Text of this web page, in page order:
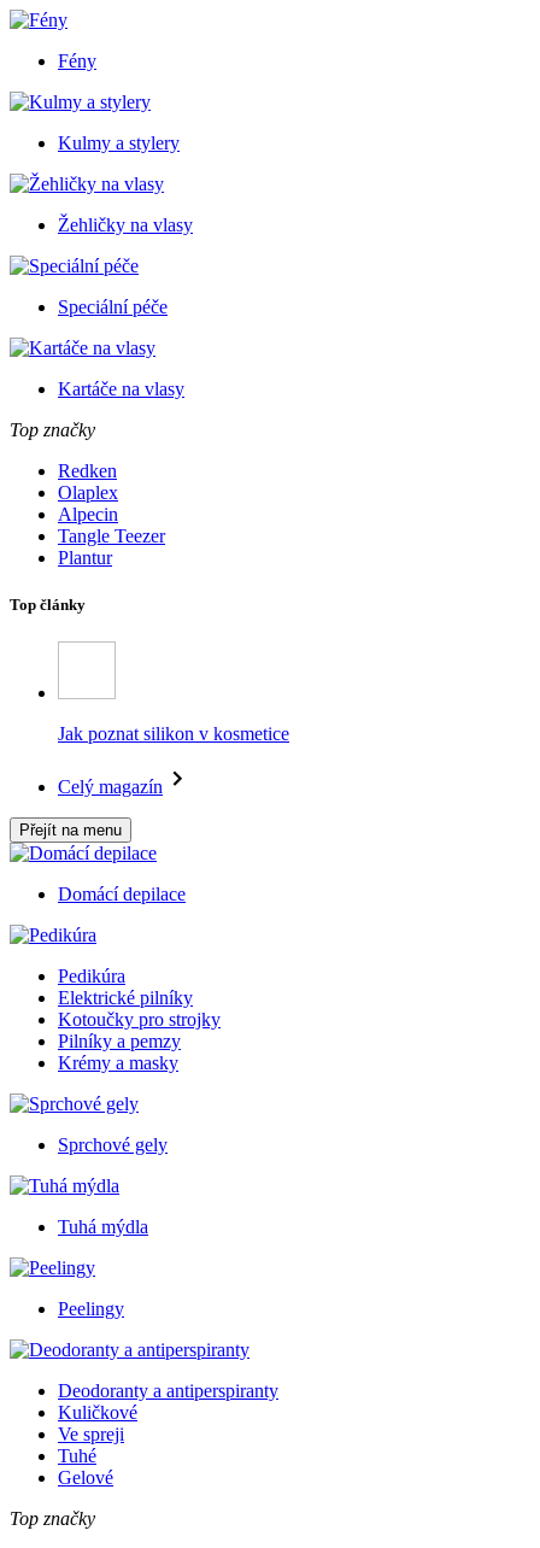
Fény
Kulmy a stylery
Žehličky na vlasy
Speciální péče
Kartáče na vlasy
Top značky
Redken
Olaplex
Alpecin
Tangle Teezer
Plantur
Top články
Jak poznat silikon v kosmetice
Celý magazín
Přejít na menu
Domácí depilace
Pedikúra
Elektrické pilníky
Kotoučky pro strojky
Pilníky a pemzy
Krémy a masky
Sprchové gely
Tuhá mýdla
Peelingy
Deodoranty a antiperspiranty
Kuličkové
Ve spreji
Tuhé
Gelové
Top značky